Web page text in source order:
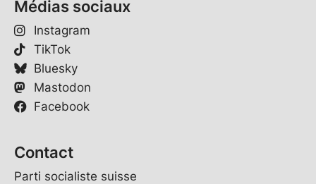
Médias sociaux
Instagram
TikTok
Bluesky
Mastodon
Facebook
Contact
Parti socialiste suisse